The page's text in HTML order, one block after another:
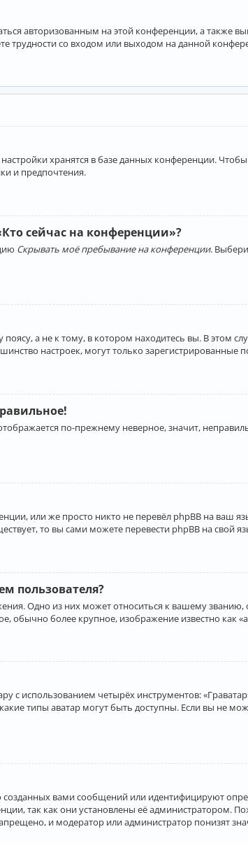
авторизованным на этой конференции, а
трудности со входом или выходом на данной
хранятся в базе данных конференции.
и предпочтения.
сейчас на конференции»?
Скрывать моё пребывание на конференции.
а не к тому, в котором находитесь вы. В этом
настроек, могут только
по-прежнему неверное, значит,
или же просто никто не перевёл phpBB на ваш
то вы сами можете перевести phpBB на
пользователя?
Одно из них может относиться к вашему
обычно более крупное, изображение известно как
с использованием четырёх инструментов:
типы аватар могут быть доступны. Если вы не
вами сообщений или идентифицируют
так как они установлены её администратором.
и модератор или администратор понизят